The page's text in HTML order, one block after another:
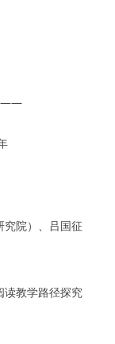
究院）、吕国征
读教学路径探究